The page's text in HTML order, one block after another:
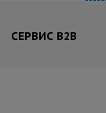
СЕРВИС B2B